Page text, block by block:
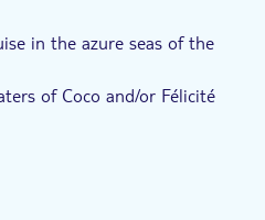
in the azure seas of the
of Coco and/or Félicité
Félicité islands in one day